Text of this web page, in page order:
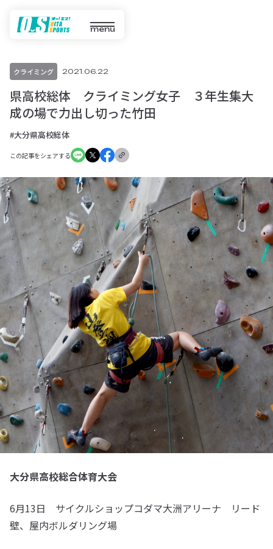
menu
クライミング 2021.06.22
県高校総体 クライミング女子 ３年生集大
成の場で力出し切った竹田
#大分県高校総体
この記事をシェアする
大分県高校総合体育大会
6月13日 サイクルショップコダマ大洲アリーナ リード
壁、屋内ボルダリング場